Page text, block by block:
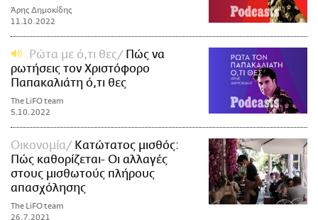
Άρης Δημοκίδης
11.10.2022
Ρώτα με ό,τι θες
Πώς να
ρωτήσεις τον Χριστόφορο
Παπακαλιάτη ό,τι θες
The LiFO team
5.10.2022
Οικονομία
Κατώτατος μισθός:
Πώς καθορίζεται- Οι αλλαγές
στους μισθωτούς πλήρους
απασχόλησης
The LiFO team
26.7.2021